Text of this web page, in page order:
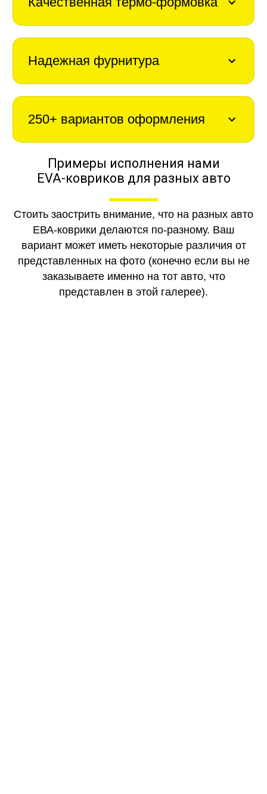
Надежная фурнитура
250+ вариантов оформления
Примеры исполнения нами
EVA-ковриков для разных авто
Стоить заострить внимание, что на разных авто
ЕВА-коврики делаются по-разному. Ваш
вариант может иметь некоторые различия от
представленных на фото (конечно если вы не
заказываете именно на тот авто, что
представлен в этой галерее).